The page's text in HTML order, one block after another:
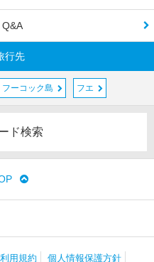
Q&A
行先
フーコック島 フエ
ド検索
利用規約 個人情報保護方針